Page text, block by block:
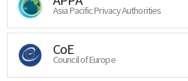
Asia Pacific Privacy Authorities
CoE
Council of Europe